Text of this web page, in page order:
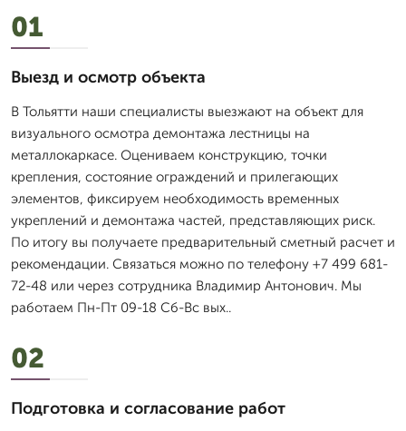
01
Выезд и осмотр объекта
В Тольятти наши специалисты выезжают на объект для
визуального осмотра демонтажа лестницы на
металлокаркасе. Оцениваем конструкцию, точки
крепления, состояние ограждений и прилегающих
элементов, фиксируем необходимость временных
укреплений и демонтажа частей, представляющих риск.
По итогу вы получаете предварительный сметный расчет и
рекомендации. Связаться можно по телефону +7 499 681-
72-48 или через сотрудника Владимир Антонович. Мы
работаем Пн-Пт 09-18 Сб-Вс вых..
02
Подготовка и согласование работ